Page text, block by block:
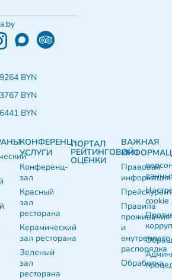
BYN
BYN
BYN
КОНФЕРЕНЦ-
УСЛУГИ
Конференц-
зал
Красный
зал
ресторана
Керамический
зал ресторана
Зеленый
зал
ресторана
ПОРТАЛ
РЕЙТИНГОВОЙ
ОЦЕНКИ
ВАЖНАЯ
Правовая
информация
Прейскурант
Правила
проживания
и
внутреннего
распорядка
Обработка
cookie